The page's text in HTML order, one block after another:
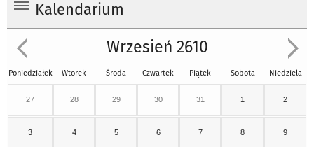
Kalendarium
Wrzesień 2610
Poniedziałek Wtorek Środa Czwartek Piątek Sobota Niedziela
27 28 29 30 31 1 2
3 4 5 6 7 8 9